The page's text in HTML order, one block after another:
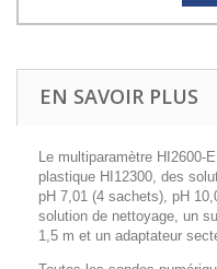
EN SAVOIR PLUS
Le multiparamètre HI2600-
plastique HI12300, des
pH 7,01 (4 sachets), pH
solution de nettoyage, un
1,5 m et un adaptateur